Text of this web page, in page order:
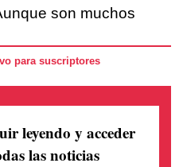
son muchos
para suscriptores
leyendo y acceder
las noticias